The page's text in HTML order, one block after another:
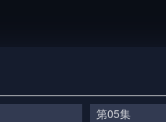
第05集